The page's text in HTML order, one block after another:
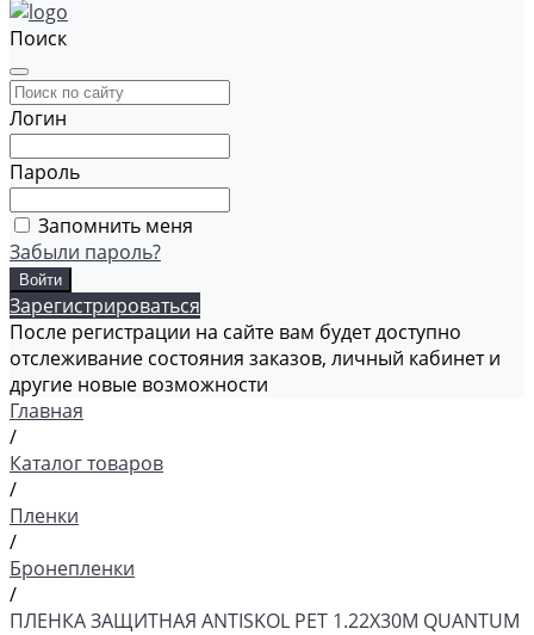
Поиск
Логин
Пароль
Запомнить меня
Забыли пароль?
Зарегистрироваться
После регистрации на сайте вам будет доступно
отслеживание состояния заказов, личный кабинет и
другие новые возможности
Главная
/
Каталог товаров
/
Пленки
/
Бронепленки
/
ПЛЕНКА ЗАЩИТНАЯ ANTISKOL PET 1.22Х30М QUANTUM